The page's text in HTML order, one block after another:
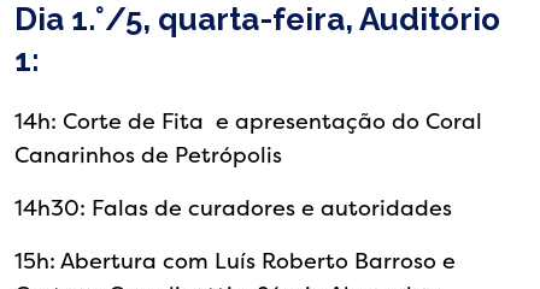
Dia 1.°/5, quarta-feira, Auditório
1:
14h: Corte de Fita e apresentação do Coral
Canarinhos de Petrópolis
14h30: Falas de curadores e autoridades
15h: Abertura com Luís Roberto Barroso e